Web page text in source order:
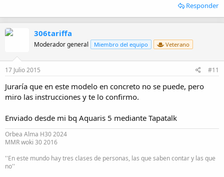
Responder
306tariffa
Moderador general Miembro del equipo Veterano
17 Julio 2015 #11
Juraría que en este modelo en concreto no se puede, pero
miro las instrucciones y te lo confirmo.
Enviado desde mi bq Aquaris 5 mediante Tapatalk
Orbea Alma H30 2024
MMR woki 30 2016
''En este mundo hay tres clases de personas, las que saben contar y las que
no''